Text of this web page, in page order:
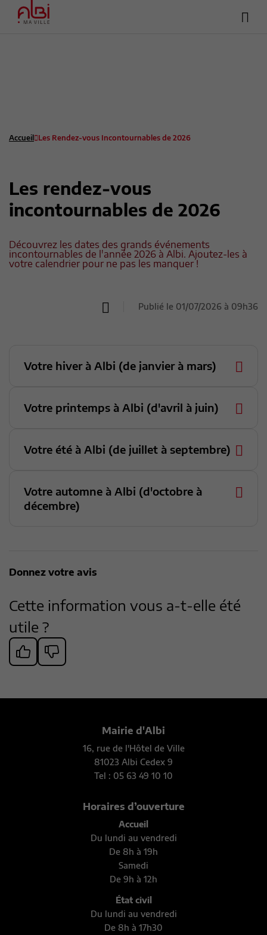
Accueil Les Rendez-vous Incontournables de 2026
Les rendez-vous
incontournables de 2026
Découvrez les dates des grands événements
incontournables de l'année 2026 à Albi. Ajoutez-les à
votre calendrier pour ne pas les manquer !
Publié le 01/07/2026 à 09h36
Votre hiver à Albi (de janvier à mars)
Votre printemps à Albi (d'avril à juin)
Votre été à Albi (de juillet à septembre)
Votre automne à Albi (d'octobre à
décembre)
Donnez votre avis
Cette information vous a-t-elle été
utile ?
Mairie d'Albi
16, rue de l'Hôtel de Ville
81023 Albi Cedex 9
Tel : 05 63 49 10 10
Horaires d’ouverture
Accueil
Du lundi au vendredi
De 8h à 19h
Samedi
De 9h à 12h
État civil
Du lundi au vendredi
De 8h à 17h30